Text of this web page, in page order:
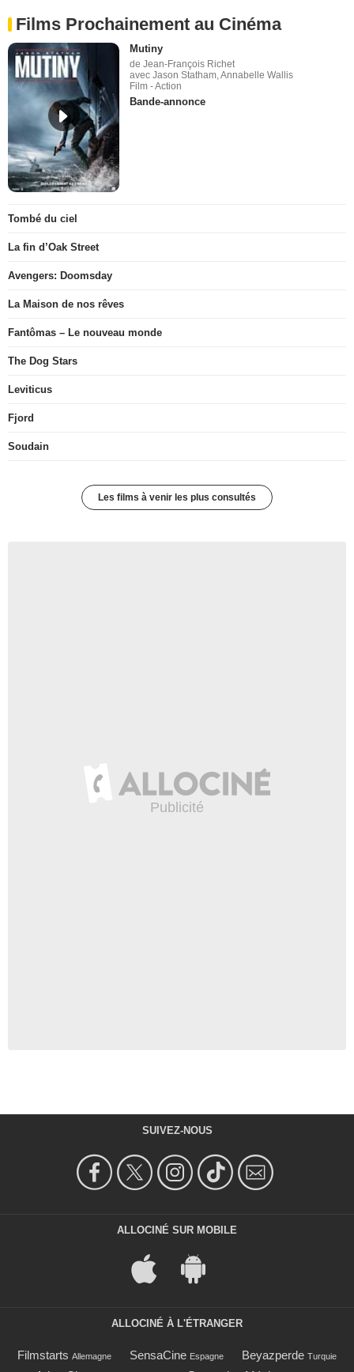
Films Prochainement au Cinéma
Mutiny
de Jean-François Richet
avec Jason Statham, Annabelle Wallis
Film - Action
Bande-annonce
Tombé du ciel
La fin d’Oak Street
Avengers: Doomsday
La Maison de nos rêves
Fantômas – Le nouveau monde
The Dog Stars
Leviticus
Fjord
Soudain
Les films à venir les plus consultés
SUIVEZ-NOUS
ALLOCINÉ SUR MOBILE
ALLOCINÉ À L'ÉTRANGER
Filmstarts Allemagne SensaCine Espagne Beyazperde Turquie